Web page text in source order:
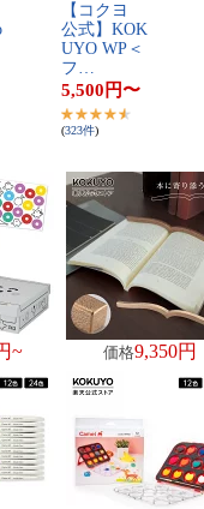
【​コ​ク​ヨ​ ​
公​式​】​K​O​K​
U​Y​O​ ​W​P​＜​
フ​…
5,500 円〜
(323件)
~ 価格9,350円